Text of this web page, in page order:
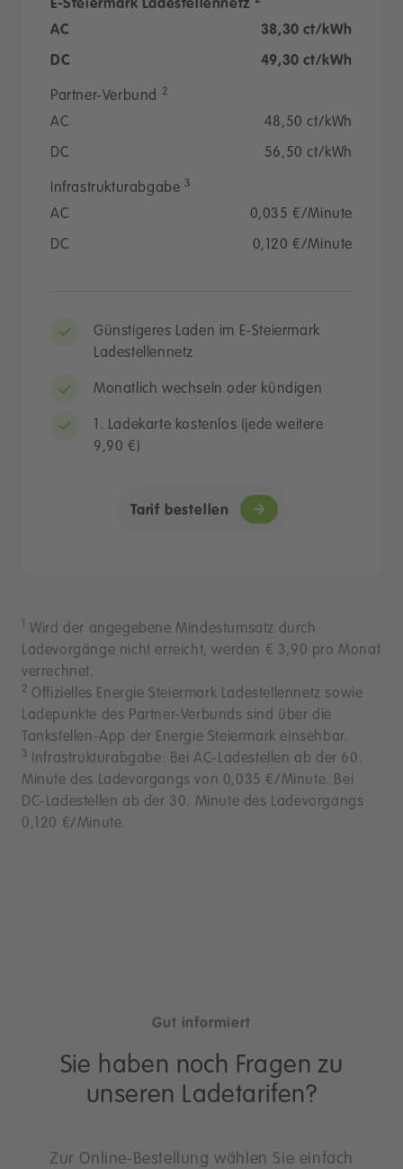
E-Steiermark Ladestellennetz
AC 38,30 ct/kWh
DC 49,30 ct/kWh
Partner-Verbund 2
AC 48,50 ct/kWh
DC 56,50 ct/kWh
Infrastrukturabgabe 3
AC 0,035 €/Minute
DC 0,120 €/Minute
Günstigeres Laden im E-Steiermark
Ladestellennetz
Monatlich wechseln oder kündigen
1. Ladekarte kostenlos (jede weitere
9,90 €)
Tarif bestellen
1 Wird der angegebene Mindestumsatz durch
Ladevorgänge nicht erreicht, werden € 3,90 pro Monat
verrechnet.
2 Offizielles Energie Steiermark Ladestellennetz sowie
Ladepunkte des Partner-Verbunds sind über die
Tankstellen-App der Energie Steiermark einsehbar.
3 Infrastrukturabgabe: Bei AC-Ladestellen ab der 60.
Minute des Ladevorgangs von 0,035 €/Minute. Bei
DC-Ladestellen ab der 30. Minute des Ladevorgangs
0,120 €/Minute.
Gut informiert
Sie haben noch Fragen zu
unseren Ladetarifen?
Zur Online-Bestellung wählen Sie einfach